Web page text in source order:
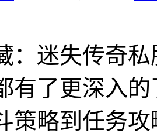
：迷失传奇
有了更深入
策略到任务